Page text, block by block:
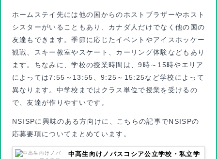
ホームステイ先には他の国からのホストブラザーやホスト
シスターがいることもあり、カナダ人だけでなく他の国の
友達もできます。季節に応じたイベントやアイスホッケー
観戦、スキー教室やスケート、カーリング体験などもあり
ます。ちなみに、学校の授業時間は、9時～15時やエリア
によっては7:55～13:55、9:25～15:25など学校によって
異なります。中学校まではクラス単位で授業を受けるの
で、友達が作りやすいです。
NSISPに興味のある方向けに、こちらの記事でNSISPの
応募要項についてまとめています。
中高生向けノバスコシア公立学校・私立学